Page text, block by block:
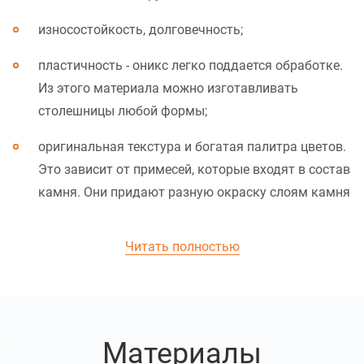
износостойкость, долговечность;
пластичность - оникс легко поддается обработке.
Из этого материала можно изготавливать
столешницы любой формы;
оригинальная текстура и богатая палитра цветов.
Это зависит от примесей, которые входят в состав
камня. Они придают разную окраску слоям камня
стойкость к воздействию как высоких, так и
светопрозрачность. При правильной подсветке
Материалы